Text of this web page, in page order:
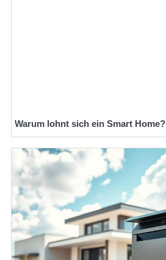
Warum lohnt sich ein Smart Home?